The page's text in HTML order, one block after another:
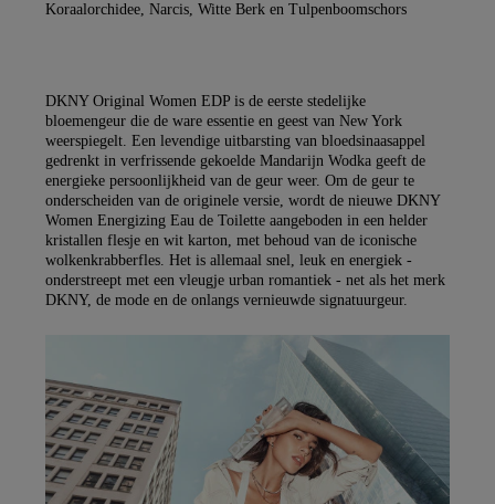
Koraalorchidee, Narcis, Witte Berk en Tulpenboomschors
DKNY Original Women EDP is de eerste stedelijke
bloemengeur die de ware essentie en geest van New York
weerspiegelt. Een levendige uitbarsting van bloedsinaasappel
gedrenkt in verfrissende gekoelde Mandarijn Wodka geeft de
energieke persoonlijkheid van de geur weer. Om de geur te
onderscheiden van de originele versie, wordt de nieuwe DKNY
Women Energizing Eau de Toilette aangeboden in een helder
kristallen flesje en wit karton, met behoud van de iconische
wolkenkrabberfles. Het is allemaal snel, leuk en energiek -
onderstreept met een vleugje urban romantiek - net als het merk
DKNY, de mode en de onlangs vernieuwde signatuurgeur.